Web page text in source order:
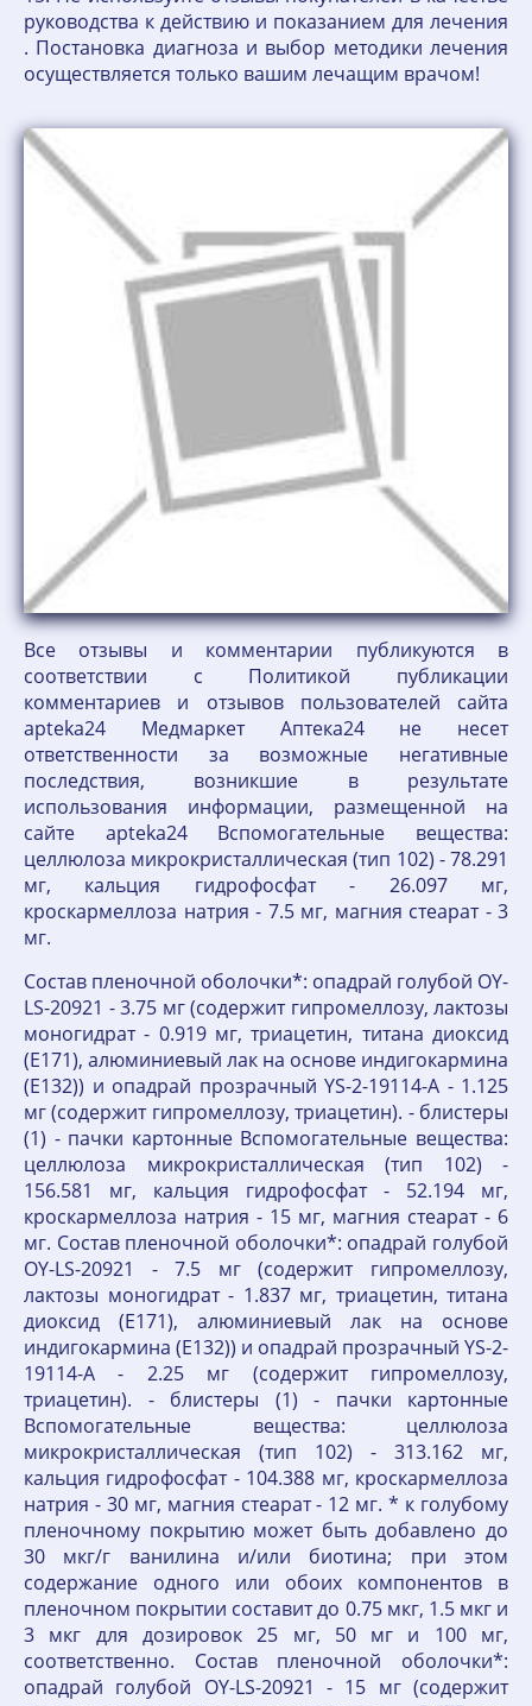
руководства к действию и показанием для лечения
. Постановка диагноза и выбор методики лечения
осуществляется только вашим лечащим врачом!
Все отзывы и комментарии публикуются в
соответствии с Политикой публикации
комментариев и отзывов пользователей сайта
apteka24 Медмаркет Аптека24 не несет
ответственности за возможные негативные
последствия, возникшие в результате
использования информации, размещенной на
сайте apteka24 Вспомогательные вещества:
целлюлоза микрокристаллическая (тип 102) - 78.291
мг, кальция гидрофосфат - 26.097 мг,
кроскармеллоза натрия - 7.5 мг, магния стеарат - 3
мг.
Состав пленочной оболочки*: опадрай голубой OY-
LS-20921 - 3.75 мг (содержит гипромеллозу, лактозы
моногидрат - 0.919 мг, триацетин, титана диоксид
(E171), алюминиевый лак на основе индигокармина
(E132)) и опадрай прозрачный YS-2-19114-A - 1.125
мг (содержит гипромеллозу, триацетин). - блистеры
(1) - пачки картонные Вспомогательные вещества:
целлюлоза микрокристаллическая (тип 102) -
156.581 мг, кальция гидрофосфат - 52.194 мг,
кроскармеллоза натрия - 15 мг, магния стеарат - 6
мг. Состав пленочной оболочки*: опадрай голубой
OY-LS-20921 - 7.5 мг (содержит гипромеллозу,
лактозы моногидрат - 1.837 мг, триацетин, титана
диоксид (E171), алюминиевый лак на основе
индигокармина (E132)) и опадрай прозрачный YS-2-
19114-A - 2.25 мг (содержит гипромеллозу,
триацетин). - блистеры (1) - пачки картонные
Вспомогательные вещества: целлюлоза
микрокристаллическая (тип 102) - 313.162 мг,
кальция гидрофосфат - 104.388 мг, кроскармеллоза
натрия - 30 мг, магния стеарат - 12 мг. * к голубому
пленочному покрытию может быть добавлено до
30 мкг/г ванилина и/или биотина; при этом
содержание одного или обоих компонентов в
пленочном покрытии составит до 0.75 мкг, 1.5 мкг и
3 мкг для дозировок 25 мг, 50 мг и 100 мг,
соответственно. Состав пленочной оболочки*:
опадрай голубой OY-LS-20921 - 15 мг (содержит